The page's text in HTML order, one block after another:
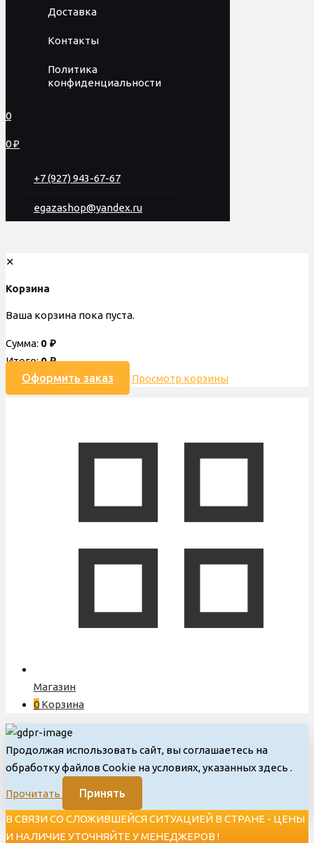
Доставка
Контакты
Политика
конфиденциальности
0
0 ₽
+7 (927) 943-67-67
egazashop@yandex.ru
✕
Корзина
Ваша корзина пока пуста.
Сумма: 0 ₽
Итого:0₽
Оформить заказ Просмотр корзины
Магазин
0 Корзина
Продолжая использовать сайт, вы соглашаетесь на
обработку файлов Cookie на условиях, указанных здесь .
Прочитать Принять
В СВЯЗИ СО СЛОЖИВШЕЙСЯ СИТУАЦИЕЙ В СТРАНЕ - ЦЕНЫ
И НАЛИЧИЕ УТОЧНЯЙТЕ У МЕНЕДЖЕРОВ !